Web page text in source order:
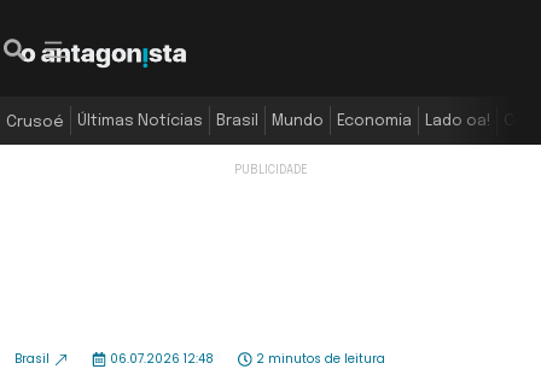
Crusoé Últimas Notícias Brasil Mundo Economia Lado oa!
Brasil 06.07.2026 12:48 2 minutos de leitura